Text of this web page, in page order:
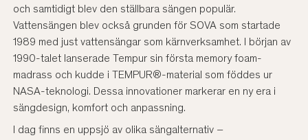
och samtidigt blev den ställbara sängen populär.
Vattensängen blev också grunden för SOVA som startade
1989 med just vattensängar som kärnverksamhet. I början av
1990-talet lanserade Tempur sin första memory foam-
madrass och kudde i TEMPUR®-material som föddes ur
NASA-teknologi. Dessa innovationer markerar en ny era i
sängdesign, komfort och anpassning.
I dag finns en uppsjö av olika sängalternativ –